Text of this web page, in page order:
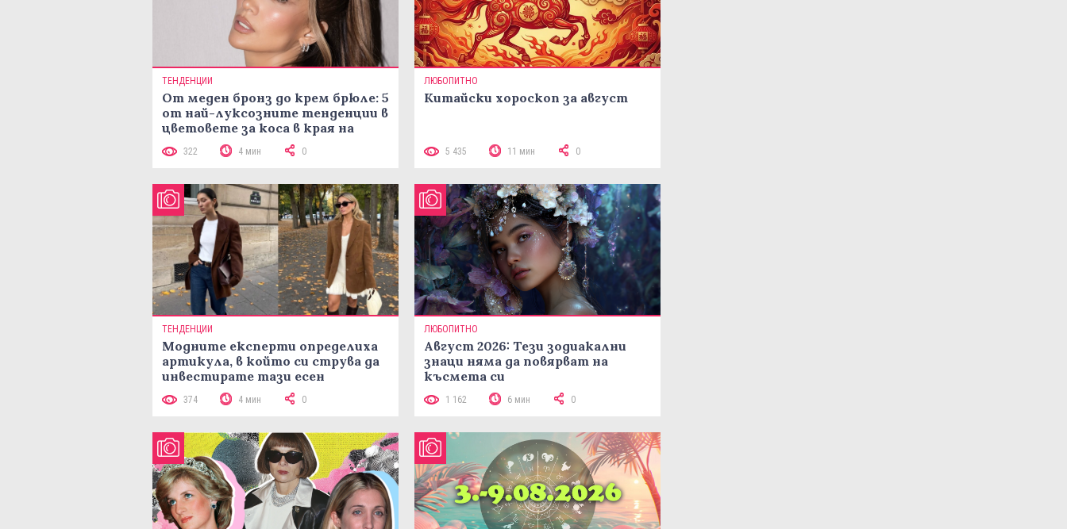
ТЕНДЕНЦИИ
От меден бронз до крем брюле: 5
от най-луксозните тенденции в
цветовете за коса в края на
322 4 мин 0
ЛЮБОПИТНО
Китайски хороскоп за август
5 435 11 мин 0
ТЕНДЕНЦИИ
Модните експерти определиха
артикула, в който си струва да
инвестирате тази есен
374 4 мин 0
ЛЮБОПИТНО
Август 2026: Тези зодиакални
знаци няма да повярват на
късмета си
1 162 6 мин 0